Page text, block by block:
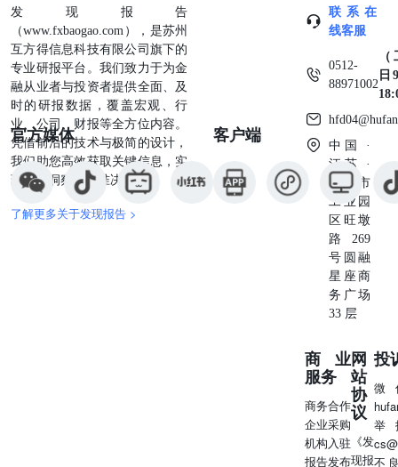
国总统特朗普征收的关税范围感到震惊，这意味着关税对经
济的影响将比之前认为的要大。鲍威尔称，关税上调幅度很
明显将远超预期，经济影响也可能如此，包括通胀上升和经
济增长放缓。这些影响的规模和持续时间仍不确定。美联储
有条件等一等，再考虑是否调整政策；经济增长疲软、通胀
上升相互抵消，将使美联储维持对2025年降息两次的预期。
13、4月4日，美国总统特朗普表示，对美联储主席鲍威尔来
说，现在是降息的最佳时机；美联储主席鲍威尔总是行动太
晚。 14、4月4日，美国3月季调后非农就业人口增22.8万
人，预期增13.5万人，前值从增15.1万人修正为增11.7万
人。美国3月失业率4.2%，预期4.1%，前值4.1%；就业参与
率62.5%，预期62.4%，前值62.4%；平均每周工时为34.2，
预期34.2，前值从34.1修正为34.2。 15、4月1日，欧洲央行
行长拉加德表示，美国关税政策将使欧洲走向“经济独立”。
据欧洲央行估计，美国关税政策或导致欧元区GDP在第一年
下降0.3%。对于关税争端或推高欧洲通胀的风险，拉加德
表示欧洲央行将持谨慎态度。 16、4月1日，德国3月CPI初
区2月CPI初值同比放缓至2.2%，环比升0.6%，均符合市场
预期。服务业通胀延续回落趋势，3月该数据从3.7%降至
3.4%。欧元区2月失业率下滑至6.1%，创下纪录新低，市场
预期持平于6.2%。市场押注欧央行本月再度降息的可能性
在80%左右。 18、4月2日，欧洲央行行长拉加德表示，美
国关税政策将对全球产生负面影响，对欧洲经济同样造成冲
发现报告
（www.fxbaogao.com），是苏州
互方得信息科技有限公司旗下的
专业研报平台。我们致力于为金
融从业者与投资者提供全面、及
时的研报数据，覆盖宏观、行
业、公司、财报等全方位内容。
凭借前沿的技术与极简的设计，
我们助您高效获取关键信息，实
现深度洞察与精准决策。
了解更多关于发现报告 >
官方媒体 客户端
联系在
线客服
0512-
88971002
日
中国 ·
江苏 ·
苏州市
工业园
区旺墩
路269
号圆融
星座商
务广场
33 层
商业
服务
商务合作
企业采购
机构入驻
报告发布
网
站
协
议
《发
现报
投
微
举
不